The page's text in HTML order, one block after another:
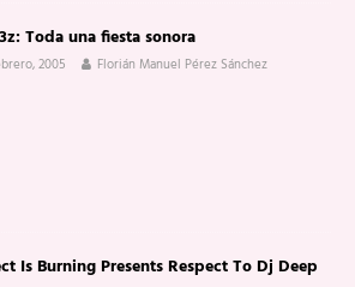
Toda una fiesta sonora
2005 Florián Manuel Pérez Sánchez
Is Burning Presents Respect To Dj Deep